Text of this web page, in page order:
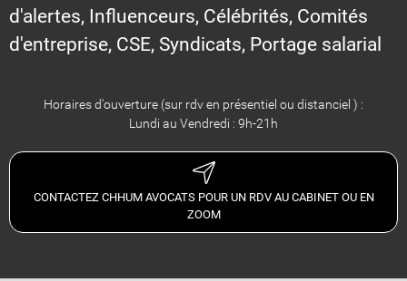
d'alertes, Influenceurs, Célébrités, Comités
d'entreprise, CSE, Syndicats, Portage salarial
Horaires d'ouverture (sur rdv en présentiel ou distanciel ) :
Lundi au Vendredi : 9h-21h
CONTACTEZ CHHUM AVOCATS POUR UN RDV AU CABINET OU EN
ZOOM